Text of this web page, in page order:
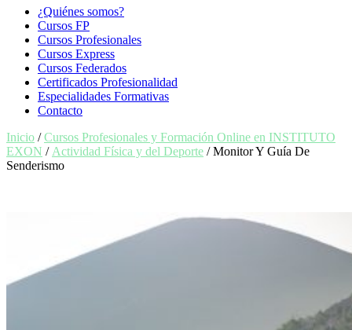
¿Quiénes somos?
Cursos FP
Cursos Profesionales
Cursos Express
Cursos Federados
Certificados Profesionalidad
Especialidades Formativas
Contacto
Inicio /Cursos Profesionales y Formación Online en INSTITUTO
EXON / Actividad Física y del Deporte / Monitor Y Guía De
Senderismo